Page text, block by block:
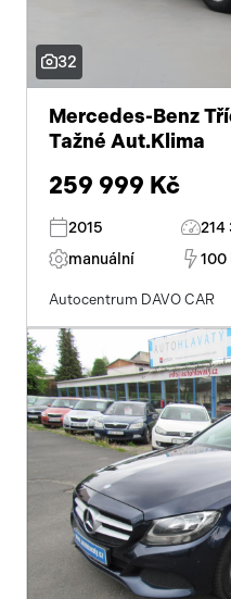
32
Mercedes-Benz
Tažné Aut.Klima
259 999 Kč
2015 214
manuální
100
Autocentrum DAVO CAR